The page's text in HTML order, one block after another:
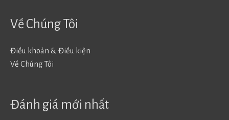
Về Chúng Tôi
Điều khoản & Điều kiện
Về Chúng Tôi
Đánh giá mới nhất